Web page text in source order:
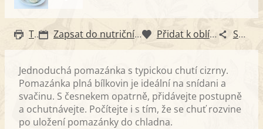
Tisk Zapsat do nutričního diáře Přidat k oblíbeným Sdílet
Jednoduchá pomazánka s typickou chutí cizrny.
Pomazánka plná bílkovin je ideální na snídani a
svačinu. S česnekem opatrně, přidávejte postupně
a ochutnávejte. Počítejte i s tím, že se chuť rozvine
po uložení pomazánky do chladna.